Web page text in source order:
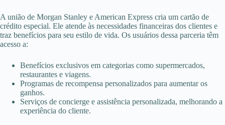
A união de Morgan Stanley e American Express cria um cartão de
crédito especial. Ele atende às necessidades financeiras dos clientes e
traz benefícios para seu estilo de vida. Os usuários dessa parceria têm
acesso a:
Benefícios exclusivos em categorias como supermercados,
restaurantes e viagens.
Programas de recompensa personalizados para aumentar os
ganhos.
Serviços de concierge e assistência personalizada, melhorando a
experiência do cliente.